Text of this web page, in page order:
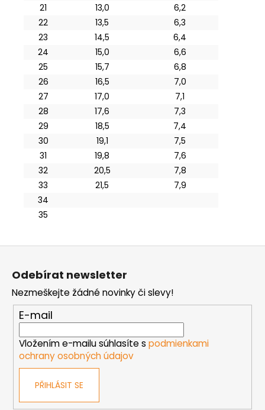
21
13,0
6,2
22
13,5
6,3
23
14,5
6,4
24
15,0
6,6
25
15,7
6,8
26
16,5
7,0
27
17,0
7,1
28
17,6
7,3
29
18,5
7,4
30
19,1
7,5
31
19,8
7,6
32
20,5
7,8
33
21,5
7,9
34
35
Odebírat newsletter
Nezmeškejte žádné novinky či slevy!
E-mail
Vložením e-mailu súhlasíte s podmienkami
ochrany osobných údajov
PŘIHLÁSIT SE